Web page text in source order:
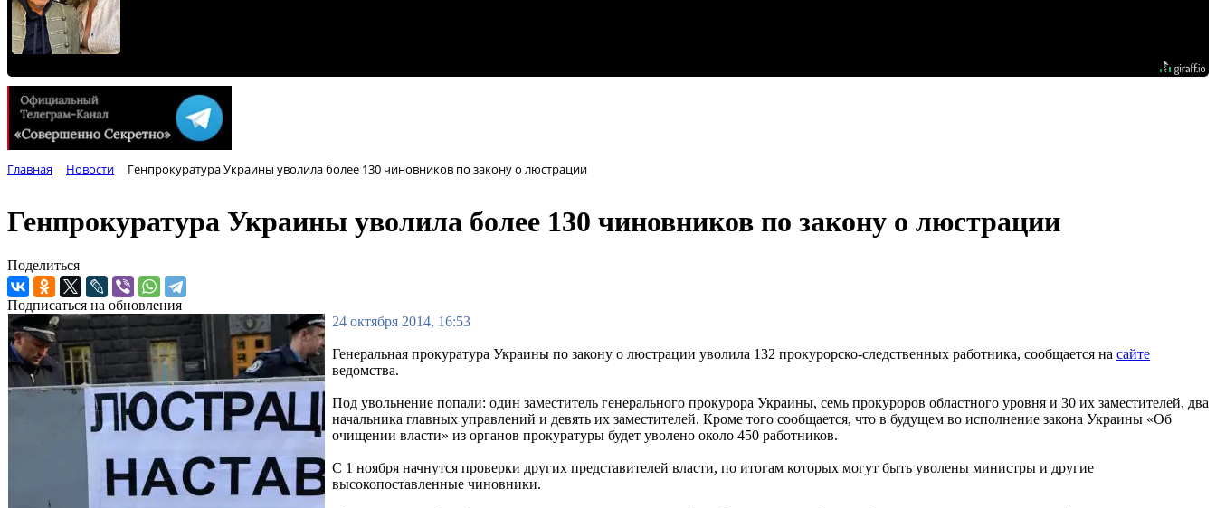
Главная Новости Генпрокуратура Украины уволила более 130 чиновников по закону о люстрации
Генпрокуратура Украины уволила более 130 чиновников по закону о люстрации
Поделиться
Подписаться на обновления
24 октября 2014, 16:53
Генеральная прокуратура Украины по закону о люстрации уволила 132 прокурорско-следственных работника, сообщается на сайте
ведомства.
Под увольнение попали: один заместитель генерального прокурора Украины, семь прокуроров областного уровня и 30 их заместителей, два
начальника главных управлений и девять их заместителей. Кроме того сообщается, что в будущем во исполнение закона Украины «Об
очищении власти» из органов прокуратуры будет уволено около 450 работников.
С 1 ноября начнутся проверки других представителей власти, по итогам которых могут быть уволены министры и другие
высокопоставленные чиновники.